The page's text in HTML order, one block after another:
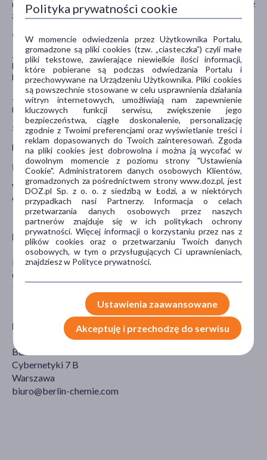
Podmiot odpowiedzialny
Berlin-Chemie AG
Glienicker Weg 125
12489 Berlin, Niemcy
Producent
BERLIN CHEMIE AG
Cybernetyki 7 B
Warszawa
biuro@berlin-chemie.com
musi po konsultacji z lekarzem przerwać przyjmowanie leku. Lekarz
zdecyduje, kiedy pacjent musi przerwać i wznowić leczenie lekiem.
Ciąża i karmienie piersią
Jeśli pacjentka jest w ciąży lub karmi piersią, przypuszcza, że może
być w ciąży, lub gdy planuje mieć dziecko, powinna poradzić się
lekarza lub farmaceuty przed zastosowaniem tego leku.
Jeśli pacjentka karmi lub zamierza karmić piersią, nie powinna
przyjmować leku Siofor 500.
Stosowanie leku u dzieci i młodzieży
Decyzję o stosowaniu leku u dzieci i młodzieży podejmuje lekarz.
Prowadzenie pojazdów i obsługa maszyn
W przypadku wystąpienia hipoglikemii należy zachować
ostrożność.
Polityka prywatności cookie
W momencie odwiedzenia przez Użytkownika Portalu,
gromadzone są pliki cookies (tzw. „ciasteczka”) czyli małe
pliki tekstowe, zawierające niewielkie ilości informacji,
które pobierane są podczas odwiedzania Portalu i
przechowywane na Urządzeniu Użytkownika. Pliki cookies
są powszechnie stosowane w celu usprawnienia działania
witryn internetowych, umożliwiają nam zapewnienie
kluczowych funkcji serwisu, zwiększenie jego
bezpieczeństwa, ciągłe doskonalenie, personalizację
zgodnie z Twoimi preferencjami oraz wyświetlanie treści i
reklam dopasowanych do Twoich zainteresowań. Zgoda
na pliki cookies jest dobrowolna i można ją wycofać w
dowolnym momencie z poziomu strony "Ustawienia
Cookie". Administratorem danych osobowych Klientów,
gromadzonych za pośrednictwem strony www.doz.pl, jest
DOZ.pl Sp. z o. o. z siedzibą w Łodzi, a w niektórych
przypadkach nasi Partnerzy. Informacja o celach
przetwarzania danych osobowych przez naszych
partnerów znajduje się w ich politykach ochrony
prywatności. Więcej informacji o korzystaniu przez nas z
plików cookies oraz o przetwarzaniu Twoich danych
osobowych, w tym o przysługujących Ci uprawnieniach,
znajdziesz w Polityce prywatności.
Ustawienia zaawansowane
Akceptuję i przechodzę do serwisu